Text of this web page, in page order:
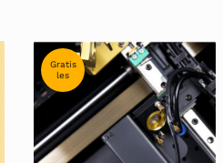
Gratis
les